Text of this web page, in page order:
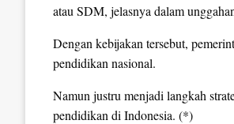
atau SDM, jelasnya dalam
Dengan kebijakan tersebut,
pendidikan nasional.
Namun justru menjadi langkah
pendidikan di Indonesia. (*)